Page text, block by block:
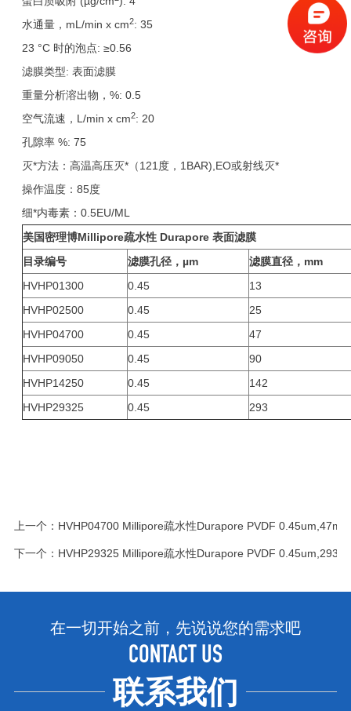
水通量，mL/min x cm2: 35
23 °C 时的泡点: ≥0.56
滤膜类型: 表面滤膜
重量分析溶出物，%: 0.5
空气流速，L/min x cm2: 20
孔隙率 %: 75
灭*方法：高温高压灭*（121度，1BAR),EO或射线灭*
操作温度：85度
细*内毒素：0.5EU/ML
美国密理博Millipore疏水性 Durapore 表面滤膜
目录编号
滤膜孔径，µm
滤膜直径，mm
HVHP01300
0.45
13
HVHP02500
0.45
25
HVHP04700
0.45
47
HVHP09050
0.45
90
HVHP14250
0.45
142
HVHP29325
0.45 293
上一个： HVHP04700 Millipore疏水性Durapore PVDF
下一个： HVHP29325 Millipore疏水性Durapore PVDF
在一切开始之前，先说说您的需求吧
CONTACT US
联系我们